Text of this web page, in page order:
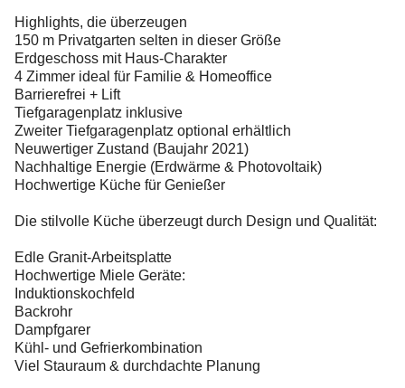
Highlights, die überzeugen
150 m Privatgarten selten in dieser Größe
Erdgeschoss mit Haus-Charakter
4 Zimmer ideal für Familie & Homeoffice
Barrierefrei + Lift
Tiefgaragenplatz inklusive
Zweiter Tiefgaragenplatz optional erhältlich
Neuwertiger Zustand (Baujahr 2021)
Nachhaltige Energie (Erdwärme & Photovoltaik)
Hochwertige Küche für Genießer
Die stilvolle Küche überzeugt durch Design und Qualität:
Edle Granit-Arbeitsplatte
Hochwertige Miele Geräte:
Induktionskochfeld
Backrohr
Dampfgarer
Kühl- und Gefrierkombination
Viel Stauraum & durchdachte Planung